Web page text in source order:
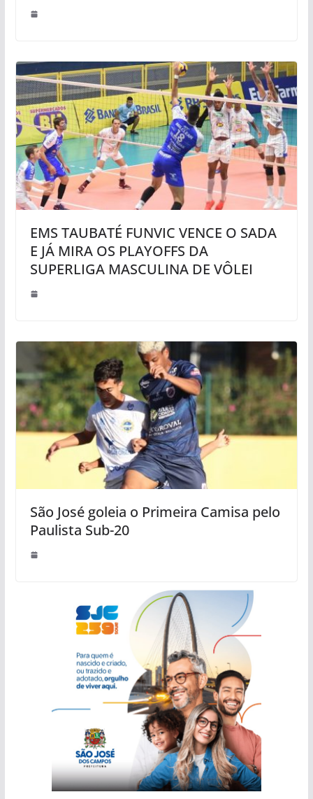
EMS TAUBATÉ FUNVIC VENCE O SADA
E JÁ MIRA OS PLAYOFFS DA
SUPERLIGA MASCULINA DE VÔLEI
São José goleia o Primeira Camisa pelo
Paulista Sub-20